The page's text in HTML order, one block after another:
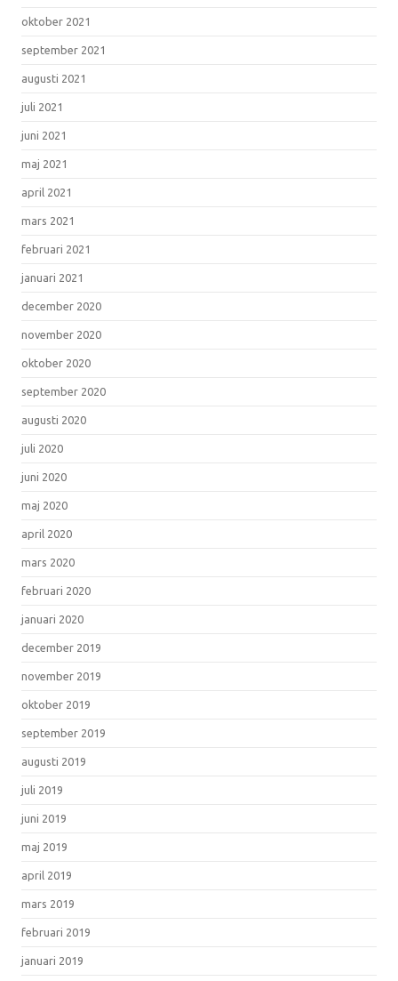
oktober 2021
september 2021
augusti 2021
juli 2021
juni 2021
maj 2021
april 2021
mars 2021
februari 2021
januari 2021
december 2020
november 2020
oktober 2020
september 2020
augusti 2020
juli 2020
juni 2020
maj 2020
april 2020
mars 2020
februari 2020
januari 2020
december 2019
november 2019
oktober 2019
september 2019
augusti 2019
juli 2019
juni 2019
maj 2019
april 2019
mars 2019
februari 2019
januari 2019